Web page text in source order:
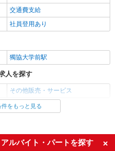
交通費支給
社員登用あり
獨協大学前駅
人を探す
その他販売・サービス
の求人を探す
人を探す
をもっと見る
ルバイト・パートを探す